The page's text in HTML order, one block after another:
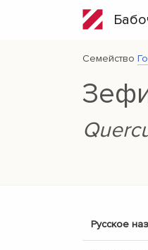
Семейство
Русское